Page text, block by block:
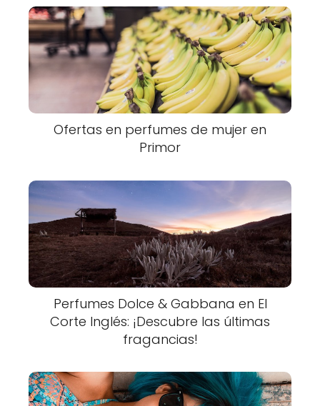
Ofertas en perfumes de mujer en
Primor
Perfumes Dolce & Gabbana en El
Corte Inglés: ¡Descubre las últimas
fragancias!